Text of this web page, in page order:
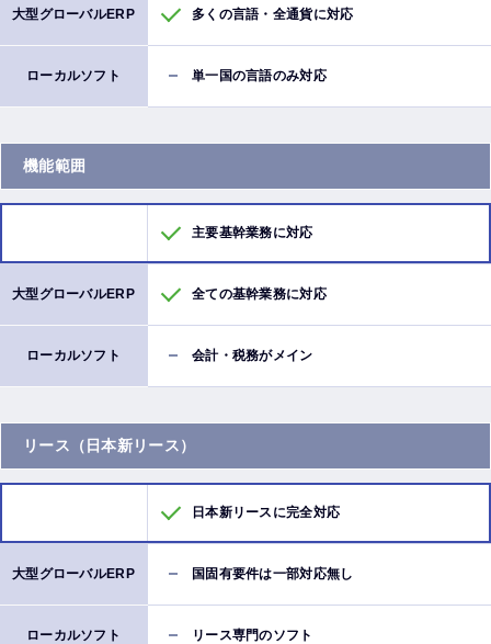
多くの言語・全通貨に対応
単一国の言語のみ対応
機能範囲
主要基幹業務に対応
全ての基幹業務に対応
会計・税務がメイン
リース（日本新リース）
日本新リースに完全対応
国固有要件は一部対応無し
リース専門のソフト